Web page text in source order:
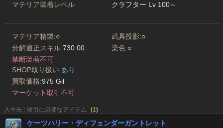
マテリア装着レベル
クラフター Lv 100～
マテリア精製:○ 武具投影:○
分解適正スキル:730.00 染色:○
禁断装着不可
SHOP取り扱い:あり
買取価格:975 Gil
マーケット取引不可
入手先 : 取引に必要なアイテム (1)
ケーツハリー・ディフェンダーガントレット